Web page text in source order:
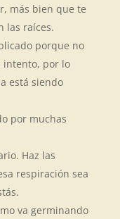
más bien que te
las raíces.
porque no
intento, por lo
está siendo
por muchas
Haz las
respiración sea
va germinando